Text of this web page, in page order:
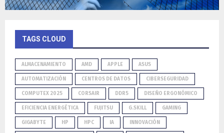
TAGS CLOUD
ALMACENAMIENTO AMD APPLE ASUS
AUTOMATIZACIÓN CENTROS DE DATOS CIBERSEGURIDAD
COMPUTEX 2025 CORSAIR DDR5 DISEÑO ERGONÓMICO
EFICIENCIA ENERGÉTICA FUJITSU G.SKILL GAMING
GIGABYTE HP HPC IA INNOVACIÓN